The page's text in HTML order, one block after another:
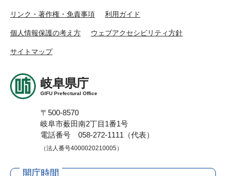
リンク・著作権・免責事項 利用ガイド
個人情報保護の考え方 ウェブアクセシビリティ方針
サイトマップ
岐阜県庁
GIFU Prefectural Office
〒500-8570
岐阜市薮田南2丁目1番1号
電話番号 058-272-1111（代表）
（法人番号4000020210005）
開庁時間